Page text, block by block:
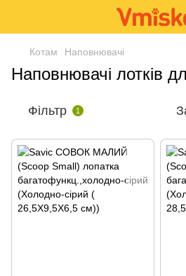
Котам Наповнювачі
Наповнювачі лотків
Фільтр 1